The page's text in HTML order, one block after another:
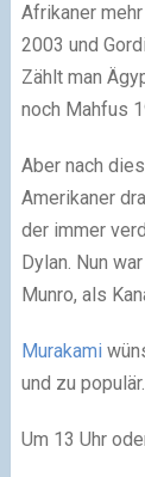
Afrikaner
2003 und
Zählt man
noch Mahfus
Aber nach
Amerikaner
der immer
Dylan. Nun
Munro, als
Murakami
und zu
Um 13 Uhr